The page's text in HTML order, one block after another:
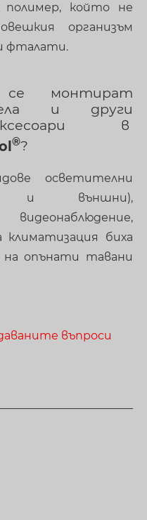
полимер, който не
организъм
фталати.
монтират
и други
в
?
осветителни
и външни),
биха
опънати тавани
въпроси